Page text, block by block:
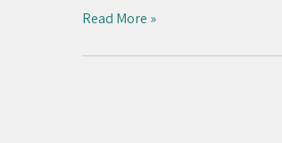
Read More »